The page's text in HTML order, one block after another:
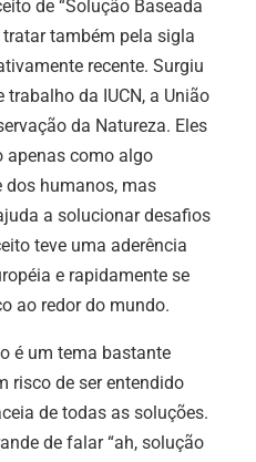
de “Solução Baseada
tratar também pela sigla
recente. Surgiu
da IUCN, a União
da Natureza. Eles
apenas como algo
humanos, mas
a solucionar desafios
teve uma aderência
e rapidamente se
ao redor do mundo.
é um tema bastante
risco de ser entendido
de todas as soluções.
de falar “ah, solução